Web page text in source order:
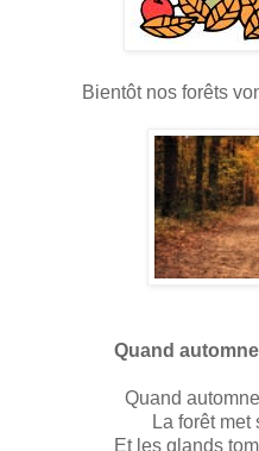
Bientôt nos forêts
Quand
Quand
La forêt met
Et les glands